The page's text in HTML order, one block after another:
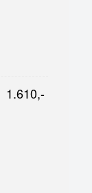
1.610,-